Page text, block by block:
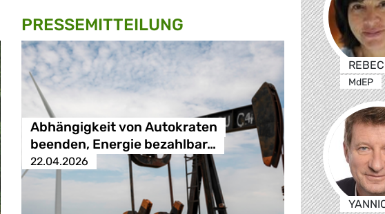
PRESSE­MITTEILUNG
Abhängigkeit von Autokraten
beenden, Energie bezahlbar…
22.04.2026
MdEP